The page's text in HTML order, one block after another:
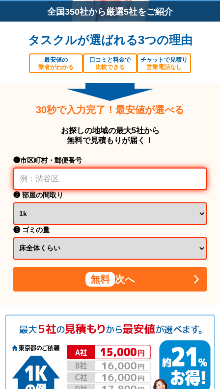
全国350社から厳選5社をご紹介
タスクルが選ばれる3つの理由
最安値の
業者がわかる
口コミと料金で
比較できる
チャットで見積り
営業電話なし
30秒で入力完了！最安値が選べる
お探しの地域の最大5社から
無料で見積もりが届く！
❶市区町村・郵便番号
❷ 部屋の間取り
❸ ゴミの量
無料 次へ